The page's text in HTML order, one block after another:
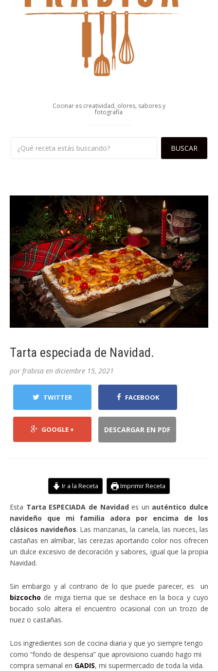
Cocinar es creatividad, olores, sabores y
fotografía
Tarta especiada de Navidad.
por frabisa en diciembre 15, 2021
TWITTER FACEBOOK
GOOGLE + DESCARGAR EN PDF
Ir a la Receta Imprimir Receta
Esta Tarta ESPECIADA de Navidades un auténtico dulce
navideño que mi familia adora por encima de los
clásicos navideños. Las manzanas, la canela, las nueces, las
castañas en almíbar, las cerezas aportando color nos ofrecen
un dulce excesivo de decoración y sabores, igual que la propia
Navidad.
Sin embargo y al contrario de lo que puede parecer, es un
bizcocho de miga tierna que se deshace en la boca y cuyo
bocado solo altera el encuentro ocasional con un trozo de
nuez o castañas.
Los ingredientes son de cocina diaria y que yo siempre tengo
como “fondo de despensa” que aprovisiono cuando hago mi
compra semanal en GADIS, mi supermercado de toda la vida.